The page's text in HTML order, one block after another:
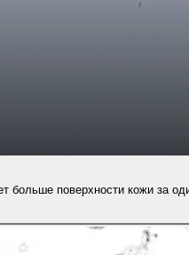
больше поверхности кожи за